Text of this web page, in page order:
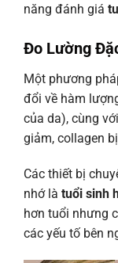
năng đánh giá
Đo Lường
Một phương
đổi về hàm
của da), cùng
giảm, collagen
Các thiết bị
nhớ là tuổi sinh
hơn tuổi nhưng
các yếu tố bên